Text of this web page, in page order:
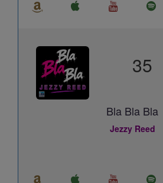
35
Bla Bla Bla
Jezzy Reed